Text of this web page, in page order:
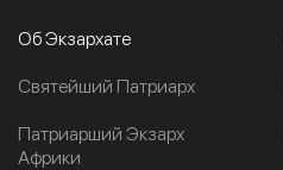
Об Экзархате
Cвятейший Патриарх
Патриарший Экзарх
Африки